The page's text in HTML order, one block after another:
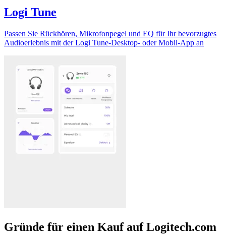
Logi Tune
Passen Sie Rückhören, Mikrofonpegel und EQ für Ihr bevorzugtes
Audioerlebnis mit der Logi Tune-Desktop- oder Mobil-App an
Gründe für einen Kauf auf Logitech.com